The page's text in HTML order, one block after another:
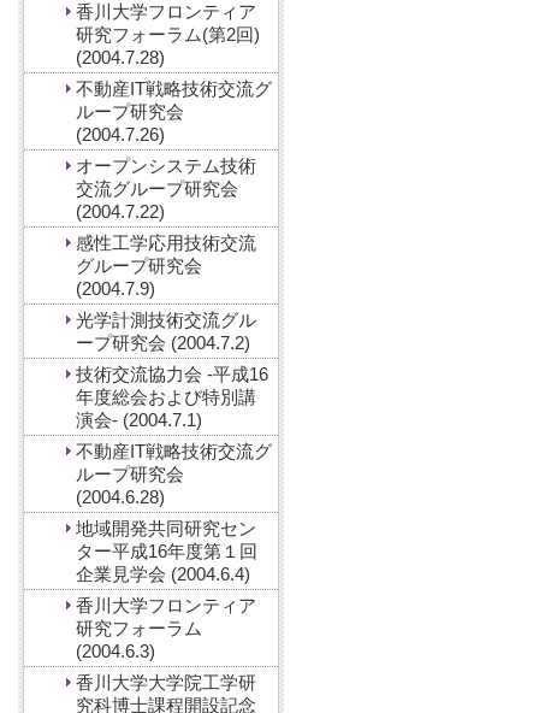
香川大学フロンティア
研究フォーラム(第2回)
(2004.7.28)
不動産IT戦略技術交流グ
ループ研究会
(2004.7.26)
オープンシステム技術
交流グループ研究会
(2004.7.22)
感性工学応用技術交流
グループ研究会
(2004.7.9)
光学計測技術交流グル
ープ研究会 (2004.7.2)
技術交流協力会 -平成16
年度総会および特別講
演会- (2004.7.1)
不動産IT戦略技術交流グ
ループ研究会
(2004.6.28)
地域開発共同研究セン
ター平成16年度第１回
企業見学会 (2004.6.4)
香川大学フロンティア
研究フォーラム
(2004.6.3)
香川大学大学院工学研
究科博士課程開設記念